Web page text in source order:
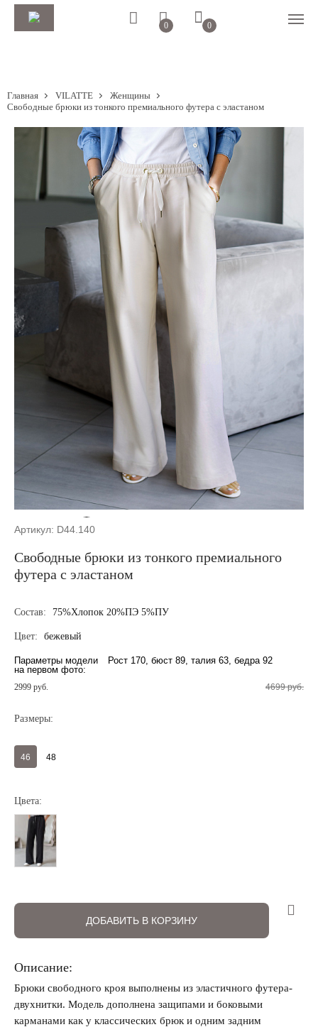
Забыли свой пароль?
0 0
Главная VILATTE
Женщины
Свободные брюки из тонкого премиального футера с эластаном
Артикул: D44.140
Свободные брюки из тонкого премиального
футера с эластаном
Состав: 75%Хлопок 20%ПЭ 5%ПУ
Цвет: бежевый
Параметры модели
на первом фото:
Рост 170, бюст 89, талия 63, бедра 92
2999 руб. 4699 руб.
Размеры:
46 48
Цвета:
ДОБАВИТЬ В КОРЗИНУ
Описание:
Брюки свободного кроя выполнены из эластичного футера-
двухнитки. Модель дополнена защипами и боковыми
карманами как у классических брюк и одним задним